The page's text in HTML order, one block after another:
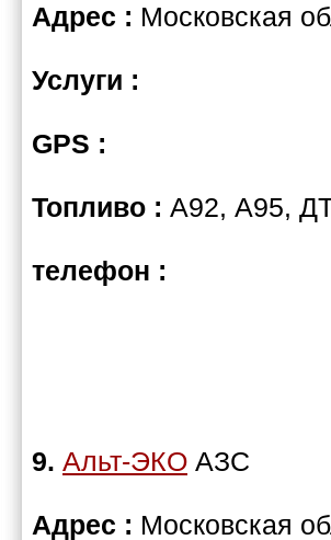
Адрес : Московская
Услуги :
GPS :
Топливо : А92, А95,
телефон :
9. Альт-ЭКО АЗС
Адрес : Московская